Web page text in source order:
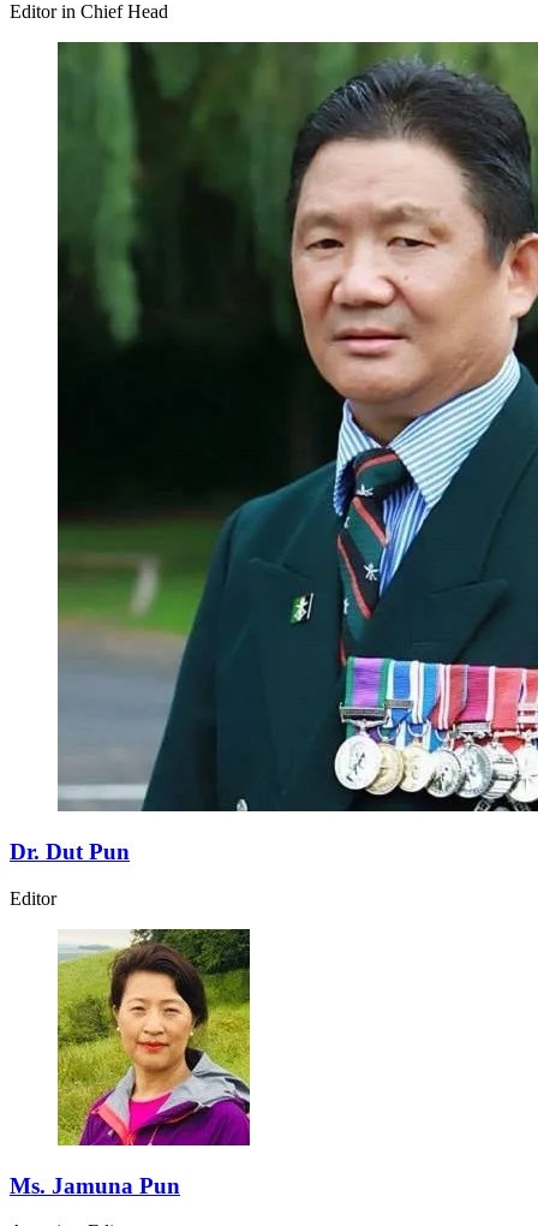
Editor in Chief Head
Dr. Dut Pun
Editor
Ms. Jamuna Pun